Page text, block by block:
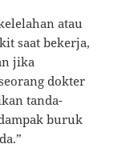
atau
saat bekerja,
jika
dokter
tanda-
buruk